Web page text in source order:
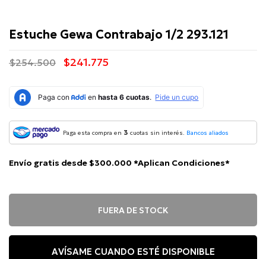
Estuche Gewa Contrabajo 1/2 293.121
$254.500 $241.775
Paga esta compra en 3 cuotas sin interés. Bancos aliados
Envío gratis desde $300.000 *Aplican Condiciones*
FUERA DE STOCK
AVÍSAME CUANDO ESTÉ DISPONIBLE